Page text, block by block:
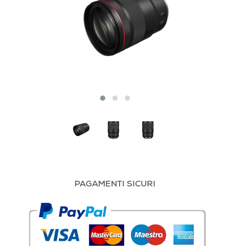
PAGAMENTI SICURI